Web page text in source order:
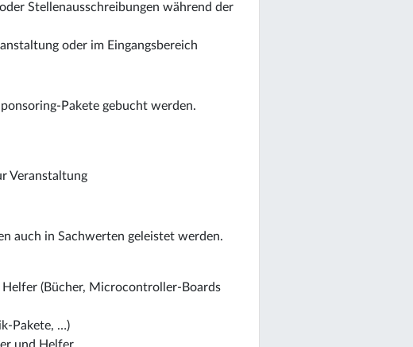
Stellenausschreibungen während der
oder im Eingangsbereich
Pakete gebucht werden.
Veranstaltung
auch in Sachwerten geleistet werden.
Helfer (Bücher, Microcontroller-Boards
Pakete, …)